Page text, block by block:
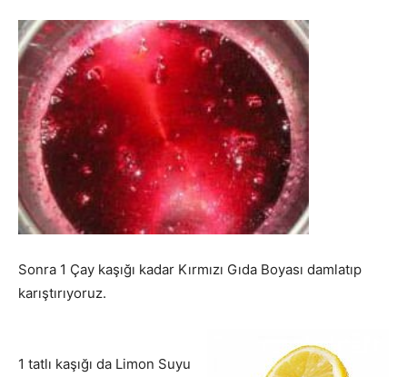
Sonra 1 Çay kaşığı kadar Kırmızı Gıda Boyası damlatıp
karıştırıyoruz.
1 tatlı kaşığı da Limon Suyu